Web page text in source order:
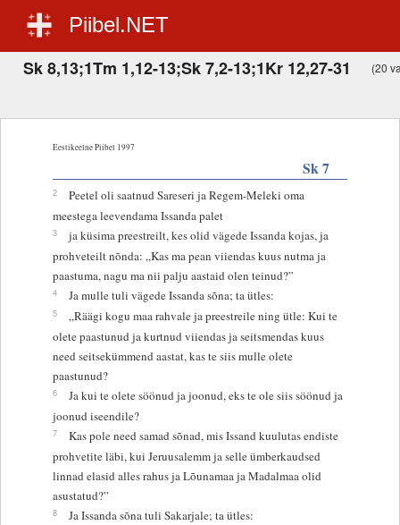
Piibel.NET
Sk 8,13;1Tm 1,12-13;Sk 7,2-13;1Kr 12,27-31 (20
Eestikeelne Piibel 1997
Sk 7
2
Peetel oli saatnud Sareseri ja Regem-Meleki oma
meestega leevendama Issanda palet
3
ja küsima preestreilt, kes olid vägede Issanda kojas, ja
prohveteilt nõnda: „Kas ma pean viiendas kuus nutma ja
paastuma, nagu ma nii palju aastaid olen teinud?”
4 Ja mulle tuli vägede Issanda sõna; ta ütles:
5
„Räägi kogu maa rahvale ja preestreile ning ütle: Kui te
olete paastunud ja kurtnud viiendas ja seitsmendas kuus
need seitsekümmend aastat, kas te siis mulle olete
paastunud?
6
Ja kui te olete söönud ja joonud, eks te ole siis söönud ja
joonud iseendile?
7
Kas pole need samad sõnad, mis Issand kuulutas endiste
prohvetite läbi, kui Jeruusalemm ja selle ümberkaudsed
linnad elasid alles rahus ja Lõunamaa ja Madalmaa olid
asustatud?”
8 Ja Issanda sõna tuli Sakarjale; ta ütles: